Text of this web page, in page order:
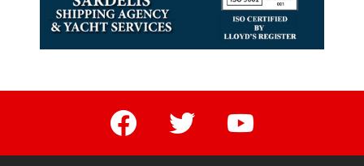
facebook twitter youtube